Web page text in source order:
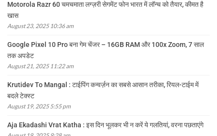
Motorola Razr 60 चमचमाता लग्ज़री सेगमेंट फोन भारत में लॉन्च को तैयार, कीमत है
खास
August 23, 2025 10:36 am
Google Pixel 10 Pro बना गेम चेंजर – 16GB RAM और 100x Zoom, 7 साल
तक अपडेट
August 21, 2025 11:22 am
Krutidev To Mangal : टाईपिंग कन्वर्ज़न का सबसे आसान तरीका, रियल-टाईम में
बदले टेक्स्ट
August 19, 2025 5:55 pm
Aja Ekadashi Vrat Katha : इस दिन भूलकर भी न करें ये गलतियां, वरना पछताएंगे